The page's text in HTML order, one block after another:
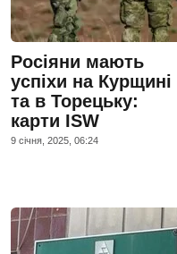
Росіяни мають
успіхи на Курщині
та в Торецьку:
карти ISW
9 сiчня, 2025, 06:24